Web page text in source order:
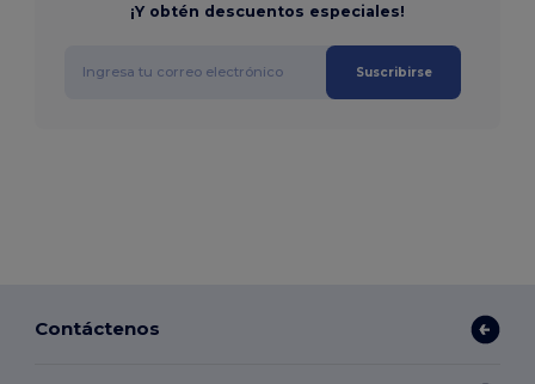
¡Y obtén descuentos especiales!
Suscribirse
Contáctenos